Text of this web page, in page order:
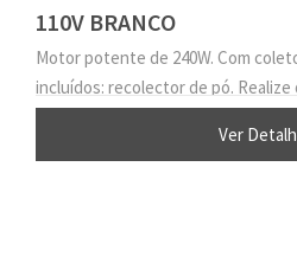
110V BRANCO
Motor potente de 240W. Com
incluídos: recolector de pó. Realize
Ver